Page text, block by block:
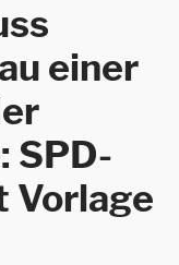
einer
SPD-
Vorlage